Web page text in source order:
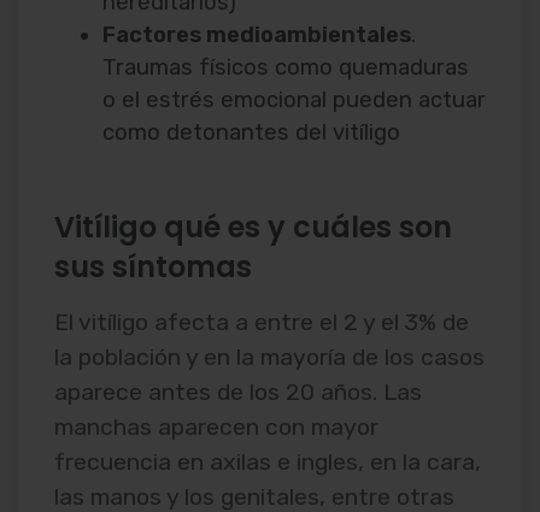
Factores medioambientales.
Traumas físicos como quemaduras
o el estrés emocional pueden actuar
como detonantes del vitíligo
Vitíligo qué es y cuáles son
sus síntomas
El vitíligo afecta a entre el 2 y el 3% de
la población y en la mayoría de los casos
aparece antes de los 20 años. Las
manchas aparecen con mayor
frecuencia en axilas e ingles, en la cara,
las manos y los genitales, entre otras